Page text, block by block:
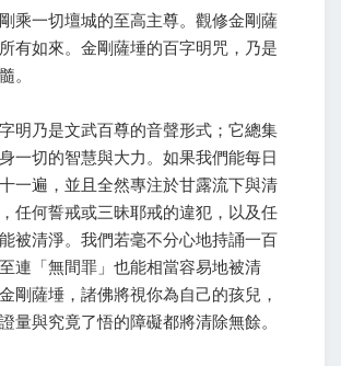
乘一切壇城的至高主尊。觀修金剛薩
有如來。金剛薩埵的百字明咒，乃是
。
明乃是文武百尊的音聲形式；它總集
一切的智慧與大力。如果我們能每日
一遍，並且全然專注於甘露流下與清
任何誓戒或三昧耶戒的違犯，以及任
被清淨。我們若毫不分心地持誦一百
連「無間罪」也能相當容易地被清
剛薩埵，諸佛將視你為自己的孩兒，
量與究竟了悟的障礙都將清除無餘。